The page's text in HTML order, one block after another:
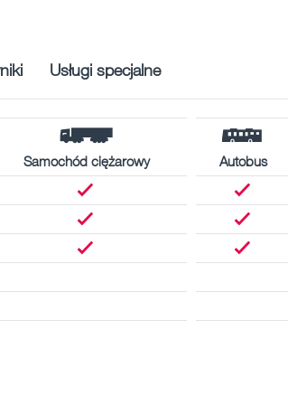
Usługi specjalne
Samochód ciężarowy Autobus